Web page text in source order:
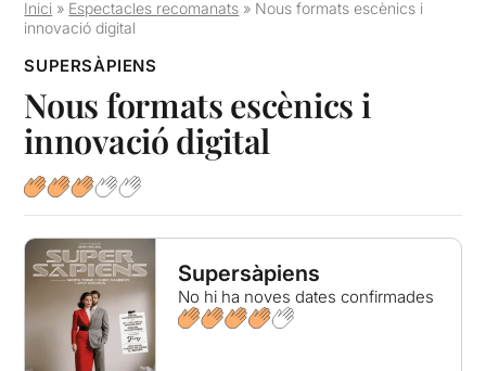
Inici » Espectacles recomanats » Nous formats escènics i
innovació digital
SUPERSÀPIENS
Nous formats escènics i
innovació digital
Supersàpiens
No hi ha noves dates confirmades